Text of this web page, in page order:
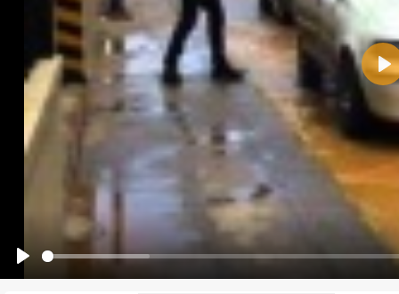
Name:
E-Mail-Adresse (optional):
Kommentar:
Alle HTML-Tags außer <br>, <strike> und <i> werden aus Deinem Kommentar entfernt.
URLs werden automatisch umgewandelt. Bitte verwende "www." oder "http://" in URLs
Ich möchte eine E-Mail, wenn zu meinem Kommentar Antworten erscheinen.
Ich möchte eine E-Mail, wenn auf dieser Seite weitere Kommentare erscheinen.